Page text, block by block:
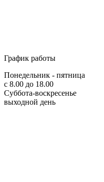
График работы
Понедельник - пятница
с 8.00 до 18.00
Суббота-воскресенье
выходной день